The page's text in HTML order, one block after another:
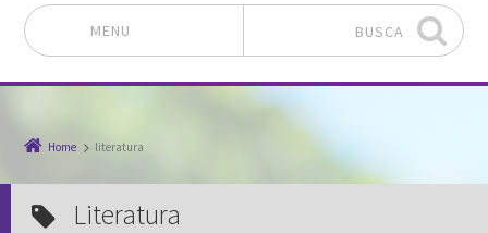
MENU BUSCA
Home literatura
literatura